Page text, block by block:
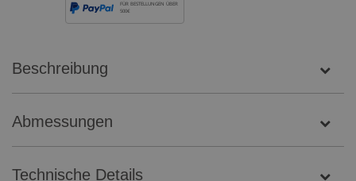
FÜR BESTELLUNGEN ÜBER
500€
Beschreibung
Abmessungen
Technische Details